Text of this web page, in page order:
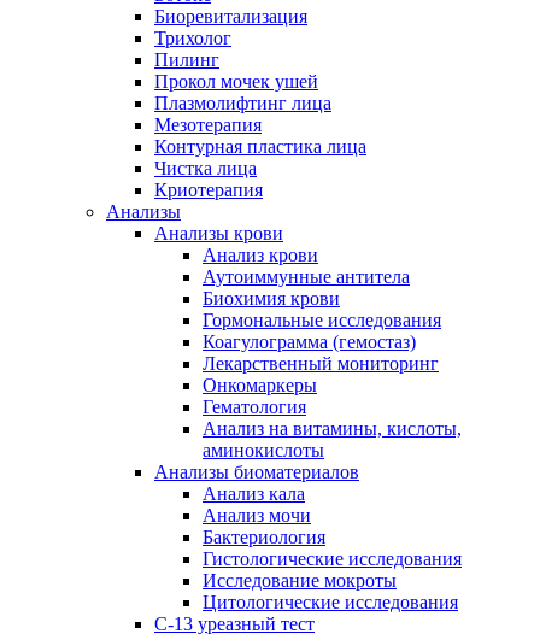
Биоревитализация
Трихолог
Пилинг
Прокол мочек ушей
Плазмолифтинг лица
Мезотерапия
Контурная пластика лица
Чистка лица
Криотерапия
Анализы
Анализы крови
Анализ крови
Аутоиммунные антитела
Биохимия крови
Гормональные исследования
Коагулограмма (гемостаз)
Лекарственный мониторинг
Онкомаркеры
Гематология
Анализ на витамины, кислоты,
аминокислоты
Анализы биоматериалов
Анализ кала
Анализ мочи
Бактериология
Гистологические исследования
Исследование мокроты
Цитологические исследования
С-13 уреазный тест